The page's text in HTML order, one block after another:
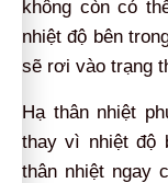
không còn có
nhiệt độ bên
sẽ rơi vào trạng
Hạ thân nhiệt
thay vì nhiệt độ
thân nhiệt ngay